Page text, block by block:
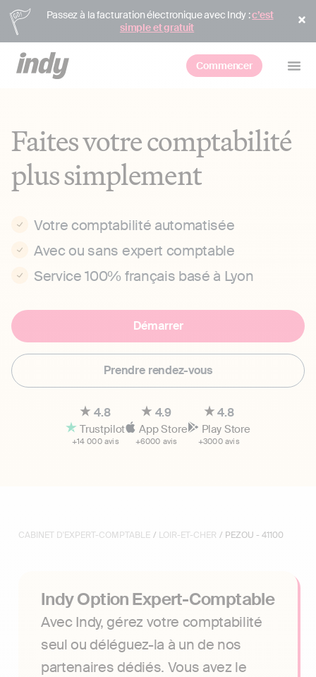
Passez à la facturation électronique avec Indy :c’est
simple et gratuit
Commencer
Faites votre comptabilité
plus simplement
Votre comptabilité automatisée
Avec ou sans expert comptable
Service 100% français basé à Lyon
Démarrer
Prendre rendez-vous
4.8
Trustpilot
+14 000 avis
4.9
App Store
+6000 avis
4.8
Play Store
+3000 avis
CABINET D'EXPERT-COMPTABLE / LOIR-ET-CHER / PEZOU - 41100
Indy Option Expert-Comptable
Avec Indy, gérez votre comptabilité
seul ou déléguez-la à un de nos
partenaires dédiés. Vous avez le